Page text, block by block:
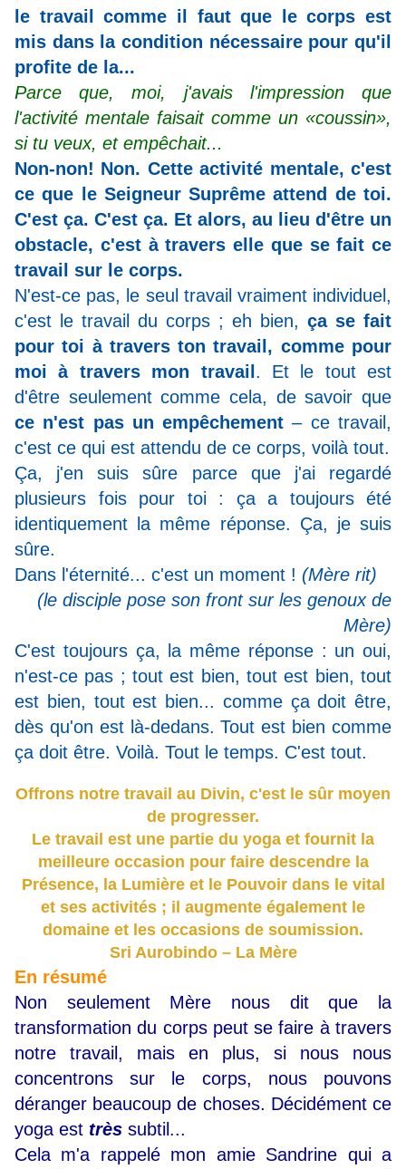
le travail comme il faut que le corps est
mis dans la condition nécessaire pour qu'il
profite de la...
Parce que, moi, j'avais l'impression que
l'activité mentale faisait comme un «coussin»,
si tu veux, et empêchait...
Non-non! Non. Cette activité mentale, c'est
ce que le Seigneur Suprême attend de toi.
C'est ça. C'est ça. Et alors, au lieu d'être un
obstacle, c'est à travers elle que se fait ce
travail sur le corps.
N'est-ce pas, le seul travail vraiment individuel,
c'est le travail du corps ; eh bien, ça se fait
pour toi à travers ton travail, comme pour
moi à travers mon travail . Et le tout est
d'être seulement comme cela, de savoir que
ce n'est pas un empêchement – ce travail,
c'est ce qui est attendu de ce corps, voilà tout.
Ça, j'en suis sûre parce que j'ai regardé
plusieurs fois pour toi : ça a toujours été
identiquement la même réponse. Ça, je suis
sûre.
Dans l'éternité... c'est un moment ! (Mère rit)
(le disciple pose son front sur les genoux de
Mère)
C'est toujours ça, la même réponse : un oui,
n'est-ce pas ; tout est bien, tout est bien, tout
est bien, tout est bien... comme ça doit être,
dès qu'on est là-dedans. Tout est bien comme
ça doit être. Voilà. Tout le temps. C'est tout.
Offrons notre travail au Divin, c'est le sûr moyen
de progresser.
Le travail est une partie du yoga et fournit la
meilleure occasion pour faire descendre la
Présence, la Lumière et le Pouvoir dans le vital
et ses activités ; il augmente également le
domaine et les occasions de soumission.
Sri Aurobindo – La Mère
En résumé
Non seulement Mère nous dit que la
transformation du corps peut se faire à travers
notre travail, mais en plus, si nous nous
concentrons sur le corps, nous pouvons
déranger beaucoup de choses. Décidément ce
yoga est très subtil...
Cela m'a rappelé mon amie Sandrine qui a